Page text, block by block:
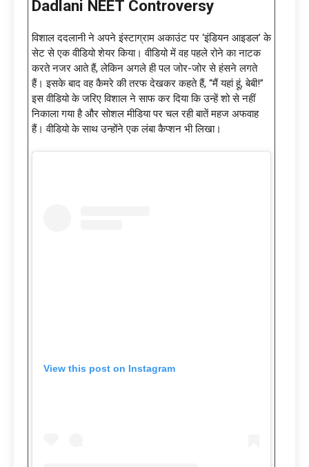
Dadlani NEET Controversy
विशाल ददलानी ने अपने इंस्टाग्राम अकाउंट पर ‘इंडियन आइडल’ के
सेट से एक वीडियो शेयर किया। वीडियो में वह पहले रोने का नाटक
करते नजर आते हैं, लेकिन अगले ही पल जोर-जोर से हंसने लगते
हैं। इसके बाद वह कैमरे की तरफ देखकर कहते हैं, “मैं यहां हूं, बेबी!”
इस वीडियो के जरिए विशाल ने साफ कर दिया कि उन्हें शो से नहीं
निकाला गया है और सोशल मीडिया पर चल रही बातें महज अफवाह
हैं। वीडियो के साथ उन्होंने एक लंबा कैप्शन भी लिखा।
View this post on Instagram